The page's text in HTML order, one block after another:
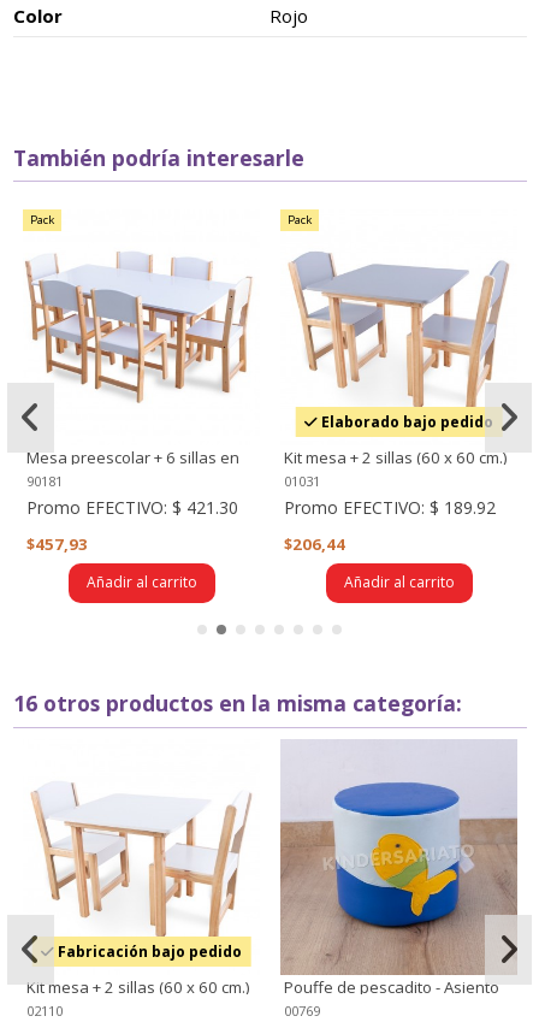
Color Rojo
También podría interesarle
Pack
Mesa preescolar + 6 sillas en
madera (120 x 60 cm.) Blanca
90181
Promo EFECTIVO: $ 421.30
$457,93
Añadir al carrito
Pack
Elaborado bajo pedido
Kit mesa + 2 sillas (60 x 60 cm.)
Gris
01031
Promo EFECTIVO: $ 189.92
$206,44
Añadir al carrito
16 otros productos en la misma categoría:
Fabricación bajo pedido
Kit mesa + 2 sillas (60 x 60 cm.)
Blanca
02110
Pouffe de pescadito - Asiento
acolchado
00769